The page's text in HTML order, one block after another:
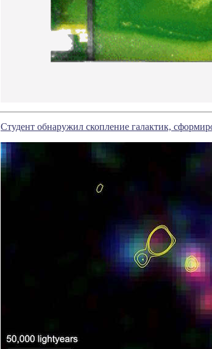
Студент обнаружил скопление галактик,